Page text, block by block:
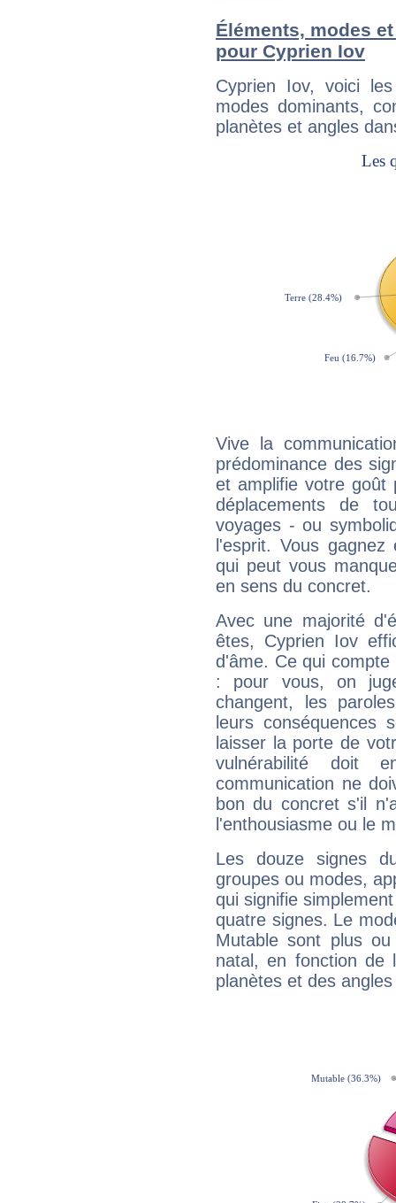
Éléments, modes
pour Cyprien Iov
Cyprien Iov, voici
modes dominants,
planètes et angles
Vive la
prédominance des
et amplifie votre goût
déplacements de
voyages - ou
l'esprit. Vous
qui peut vous
en sens du concret.
Avec une majorité
êtes, Cyprien Iov
d'âme. Ce qui
: pour vous, on
changent, les
leurs conséquences
laisser la porte de
vulnérabilité doit
communication ne
bon du concret s'il
l'enthousiasme ou le
Les douze signes
groupes ou modes,
qui signifie
quatre signes. Le
Mutable sont plus
natal, en fonction de
planètes et des